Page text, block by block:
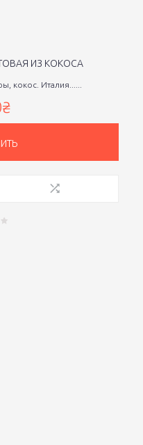
ИЗ КОКОСА
кокос. Италия......